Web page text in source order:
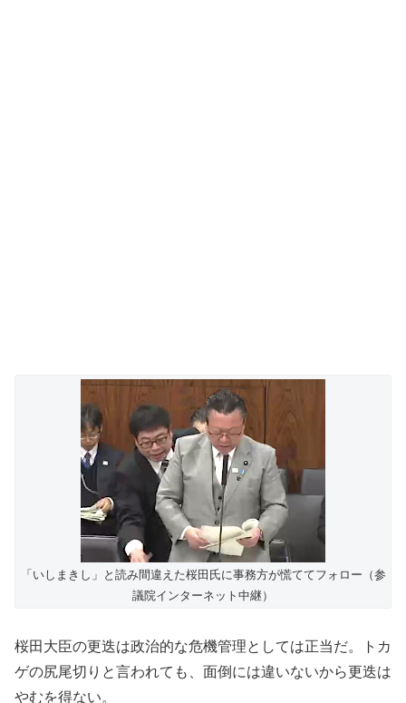
「いしまきし」と読み間違えた桜田氏に事務方が慌ててフォロー（参
議院インターネット中継）
桜田大臣の更迭は政治的な危機管理としては正当だ。トカ
ゲの尻尾切りと言われても、面倒には違いないから更迭は
やむを得ない。